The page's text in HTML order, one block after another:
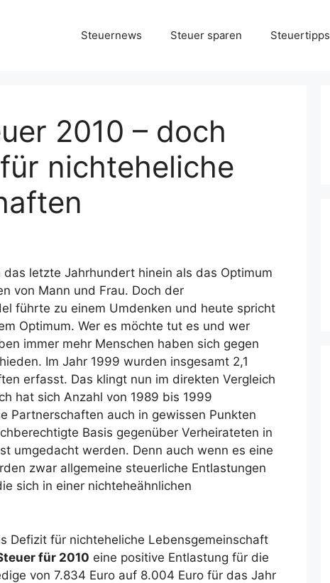
Steuernews Steuer sparen Steuertipps
2010 – doch
nichteheliche
das letzte Jahrhundert hinein als das Optimum
von Mann und Frau. Doch der
führte zu einem Umdenken und heute spricht
Optimum. Wer es möchte tut es und wer
immer mehr Menschen haben sich gegen
Im Jahr 1999 wurden insgesamt 2,1
erfasst. Das klingt nun im direkten Vergleich
hat sich Anzahl von 1989 bis 1999
Partnerschaften auch in gewissen Punkten
Basis gegenüber Verheirateten in
umgedacht werden. Denn auch wenn es eine
zwar allgemeine steuerliche Entlastungen
sich in einer nichteheähnlichen
Defizit für nichteheliche Lebensgemeinschaft
für 2010 eine positive Entlastung für die
von 7.834 Euro auf 8.004 Euro für das Jahr